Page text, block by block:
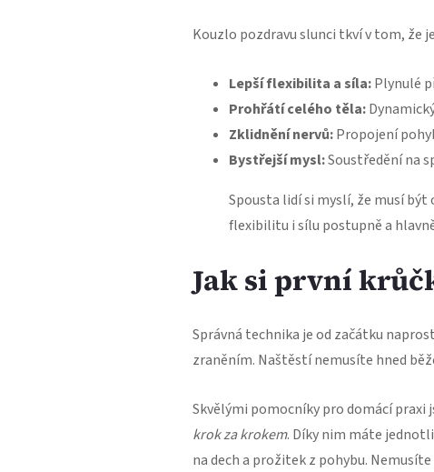
Kouzlo pozdravu slunci tkví v tom, že
Lepší flexibilita a síla:Plynulé
Prohřátí celého těla:
Zklidnění nervů:Propojení
Bystřejší mysl:Soustředění na
Spousta lidí si myslí, že musí
flexibilitu i sílu postupně a
Jak si první
Správná technika je od začátku
zraněním. Naštěstí nemusíte hned
Skvělými pomocníky pro domácí praxi
krok za krokem. Díky nim máte
na dech a prožitek z pohybu.